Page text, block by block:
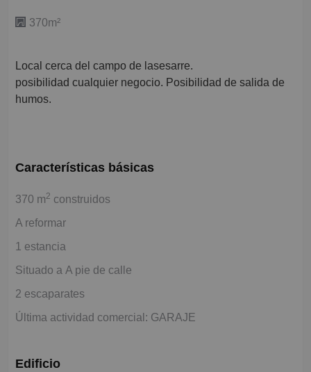
370m²
Local cerca del campo de lasesarre.
posibilidad cualquier negocio. Posibilidad de salida de
humos.
Características básicas
370 m2 construidos
A reformar
1 estancia
Situado a A pie de calle
2 escaparates
Última actividad comercial: GARAJE
Edificio